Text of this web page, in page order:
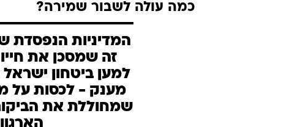
כמה עולה לשבור שמירה?
המדיניות הנפסדת
זה שמסכן את
למען ביטחון ישראל
מענק - לכסות על
שמחוללת את